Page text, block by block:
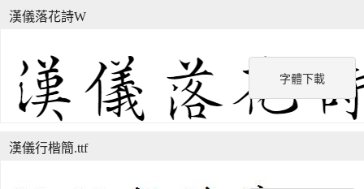
字體下載
漢儀落花詩W
漢儀行楷簡.ttf